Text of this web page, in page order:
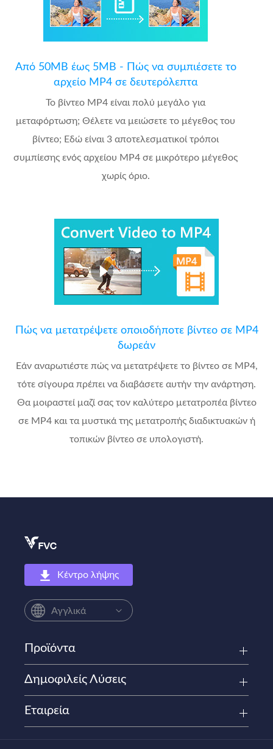
Από 50MB έως 5MB - Πώς να συμπιέσετε το
αρχείο MP4 σε δευτερόλεπτα
Το βίντεο MP4 είναι πολύ μεγάλο για
μεταφόρτωση; Θέλετε να μειώσετε το μέγεθος του
βίντεο; Εδώ είναι 3 αποτελεσματικοί τρόποι
συμπίεσης ενός αρχείου MP4 σε μικρότερο μέγεθος
χωρίς όριο.
Πώς να μετατρέψετε οποιοδήποτε βίντεο σε MP4
δωρεάν
Εάν αναρωτιέστε πώς να μετατρέψετε το βίντεο σε MP4,
τότε σίγουρα πρέπει να διαβάσετε αυτήν την ανάρτηση.
Θα μοιραστεί μαζί σας τον καλύτερο μετατροπέα βίντεο
σε MP4 και τα μυστικά της μετατροπής διαδικτυακών ή
τοπικών βίντεο σε υπολογιστή.
Κέντρο λήψης
Αγγλικά
Προϊόντα
Δημοφιλείς Λύσεις
Εταιρεία